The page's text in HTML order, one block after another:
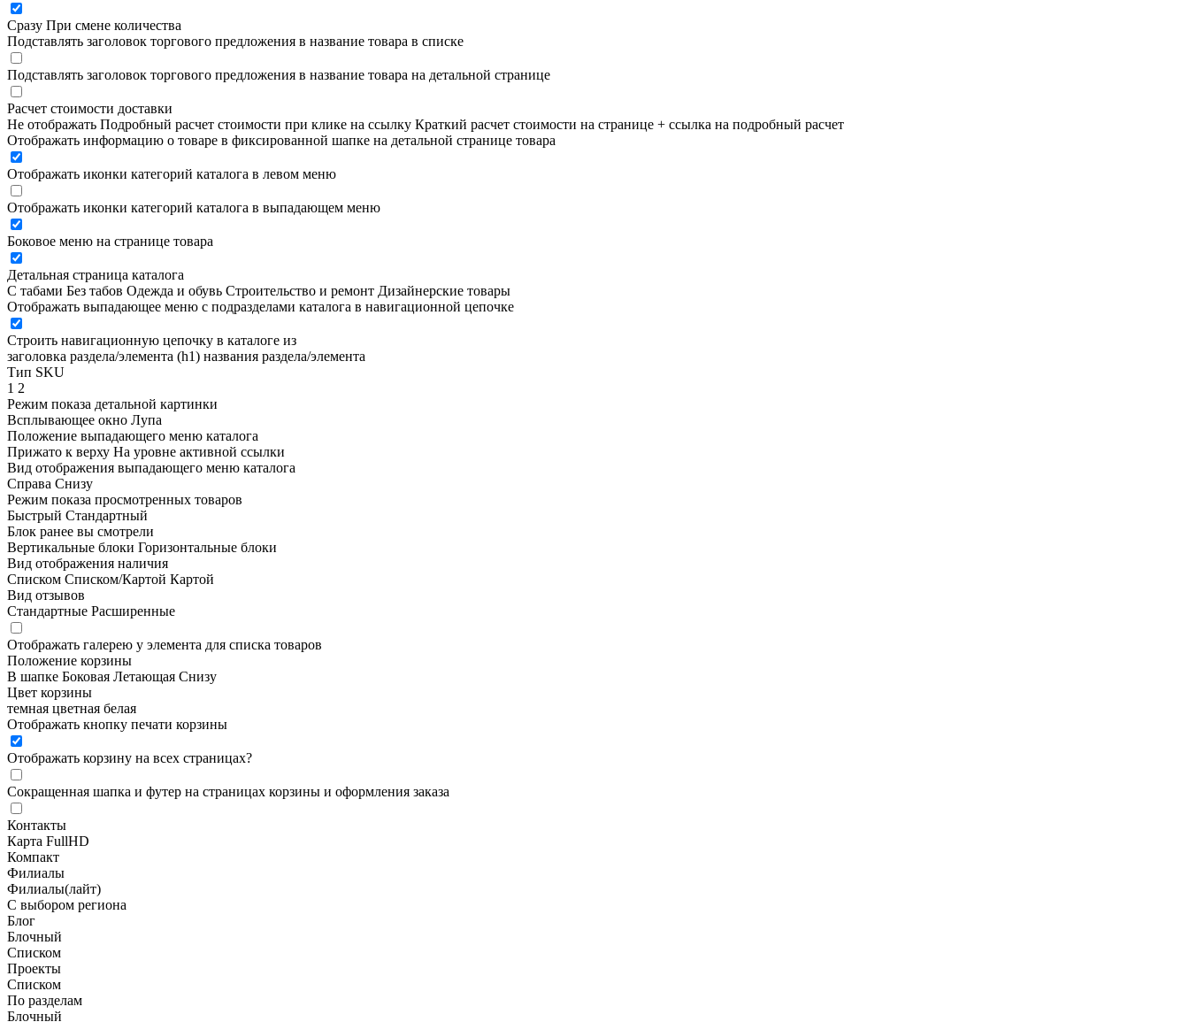
Сразу При смене количества
Подставлять заголовок торгового предложения в название товара в списке
Подставлять заголовок торгового предложения в название товара на детальной странице
Расчет стоимости доставки
Не отображать Подробный расчет стоимости при клике на ссылку Краткий расчет стоимости на странице + ссылка на подробный расчет
Отображать информацию о товаре в фиксированной шапке на детальной странице товара
Отображать иконки категорий каталога в левом меню
Отображать иконки категорий каталога в выпадающем меню
Боковое меню на странице товара
Детальная страница каталога
С табами Без табов Одежда и обувь Строительство и ремонт Дизайнерские товары
Отображать выпадающее меню с подразделами каталога в навигационной цепочке
Строить навигационную цепочку в каталоге из
заголовка раздела/элемента (h1) названия раздела/элемента
Тип SKU
1 2
Режим показа детальной картинки
Всплывающее окно Лупа
Положение выпадающего меню каталога
Прижато к верху На уровне активной ссылки
Вид отображения выпадающего меню каталога
Справа Снизу
Режим показа просмотренных товаров
Быстрый Стандартный
Блок ранее вы смотрели
Вертикальные блоки Горизонтальные блоки
Вид отображения наличия
Списком Списком/Картой Картой
Вид отзывов
Стандартные Расширенные
Отображать галерею у элемента для списка товаров
Положение корзины
В шапке Боковая Летающая Снизу
Цвет корзины
темная цветная белая
Отображать кнопку печати корзины
Отображать корзину на всех страницах?
Сокращенная шапка и футер на страницах корзины и оформления заказа
Контакты
Карта FullHD
Компакт
Филиалы
Филиалы(лайт)
С выбором региона
Блог
Блочный
Списком
Проекты
Списком
По разделам
Блочный